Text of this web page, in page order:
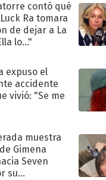
contó qué
Ra tomara
de dejar a La
lo..."
expuso el
accidente
vivió: "Se me
muestra
Gimena
Seven
su